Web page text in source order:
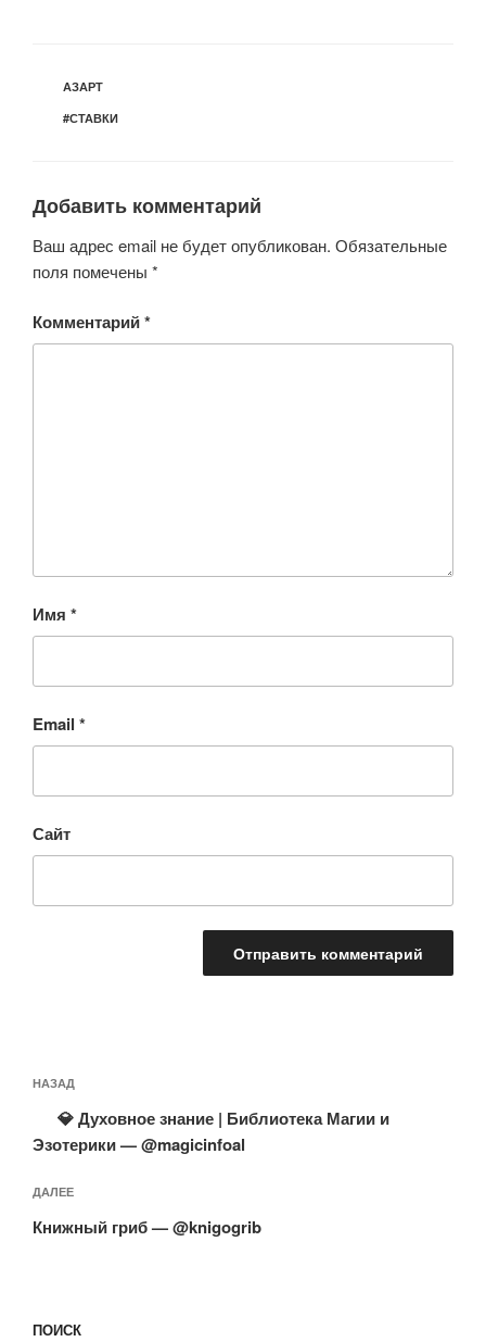
РУБРИКИ
АЗАРТ
МЕТКИ
#СТАВКИ
Добавить комментарий
Ваш адрес email не будет опубликован. Обязательные
поля помечены *
Комментарий*
Имя *
Email *
Сайт
по
записям
Предыдущая
запись:
НАЗАД
💎 Духовное знание | Библиотека Магии и
Эзотерики — @magicinfoal
Следующая
запись
ДАЛЕЕ
Книжный гриб — @knigogrib
ПОИСК